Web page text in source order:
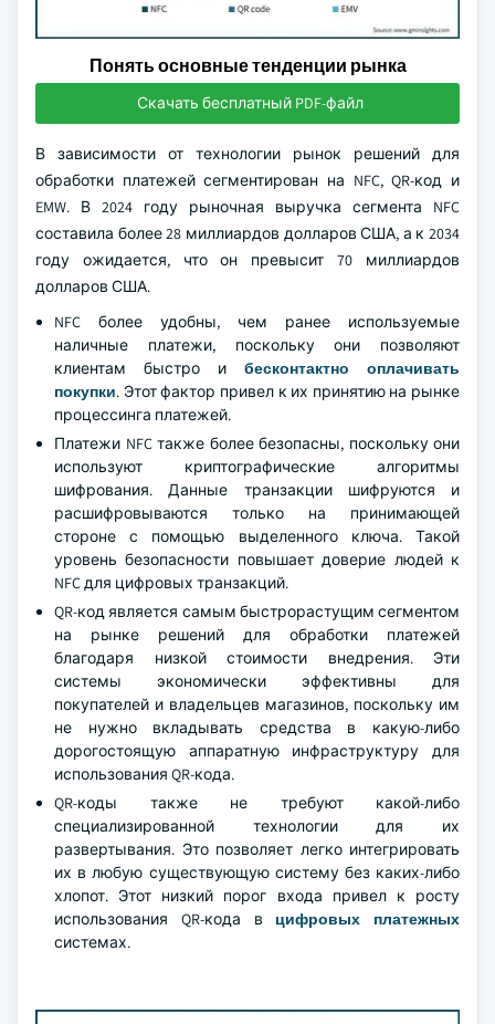
Понять основные тенденции рынка
Скачать бесплатный PDF-файл
В зависимости от технологии рынок решений для
обработки платежей сегментирован на NFC, QR-код и
EMW. В 2024 году рыночная выручка сегмента NFC
составила более 28 миллиардов долларов США, а к 2034
году ожидается, что он превысит 70 миллиардов
долларов США.
NFC более удобны, чем ранее используемые
наличные платежи, поскольку они позволяют
клиентам быстро и бесконтактно оплачивать
покупки. Этот фактор привел к их принятию на рынке
процессинга платежей.
Платежи NFC также более безопасны, поскольку они
используют криптографические алгоритмы
шифрования. Данные транзакции шифруются и
расшифровываются только на принимающей
стороне с помощью выделенного ключа. Такой
уровень безопасности повышает доверие людей к
NFC для цифровых транзакций.
QR-код является самым быстрорастущим сегментом
на рынке решений для обработки платежей
благодаря низкой стоимости внедрения. Эти
системы экономически эффективны для
покупателей и владельцев магазинов, поскольку им
не нужно вкладывать средства в какую-либо
дорогостоящую аппаратную инфраструктуру для
использования QR-кода.
QR-коды также не требуют какой-либо
специализированной технологии для их
развертывания. Это позволяет легко интегрировать
их в любую существующую систему без каких-либо
хлопот. Этот низкий порог входа привел к росту
использования QR-кода в цифровых платежных
системах.